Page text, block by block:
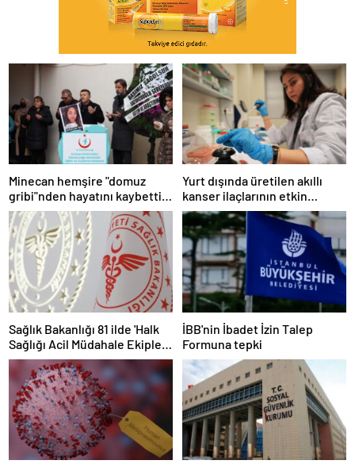
Minecan hemşire "domuz
gribi"nden hayatını kaybetti –
Haberler | Sağlık Haberleri
Yurt dışında üretilen akıllı
kanser ilaçlarının etkin
maddesi yerli imkanlarla
geliştirildi | Sağlık Haberleri
Sağlık Bakanlığı 81 ilde 'Halk
Sağlığı Acil Müdahale Ekipleri'
kuruyor | Sağlık Haberleri
İBB'nin İbadet İzin Talep
Formuna tepki